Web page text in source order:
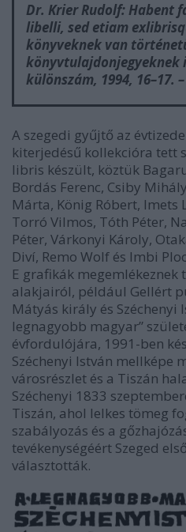
Dr. Krier Rudolf:Habent
libelli, sed etiam
könyveknek van
könyvtulajdonjegyeknek
különszám, 1994, 16–17. –
A szegedi gyűjtő az
kiterjedésű kollekcióra tett
libris készült, köztük
Bordás Ferenc, Csiby
Márta, König Róbert, Imets
Torró Vilmos, Tóth Péter,
Péter, Várkonyi Károly,
Diví, Remo Wolf és Imbi
E grafikák
alakjairól, például Gellért
Mátyás király és Széchenyi
legnagyobb magyar”
évfordulójára, 1991-ben
Széchenyi István mellképe
városrészlet és a Tiszán
Széchenyi 1833
Tiszán, ahol lelkes tömeg
szabályozás és a
tevékenységéért Szeged
választották.